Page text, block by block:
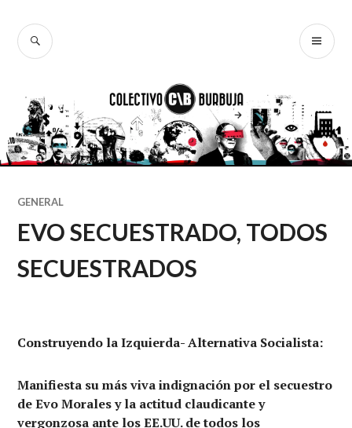
contenido
BUSCAR
GENERAL
EVO SECUESTRADO, TODOS
SECUESTRADOS
Construyendo la Izquierda- Alternativa Socialista:
Manifiesta su más viva indignación por el secuestro
de Evo Morales y la actitud claudicante y
vergonzosa ante los EE.UU. de todos los